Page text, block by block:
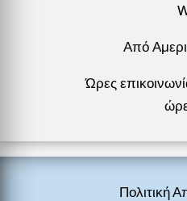
Από
Ώρες
Πολιτική